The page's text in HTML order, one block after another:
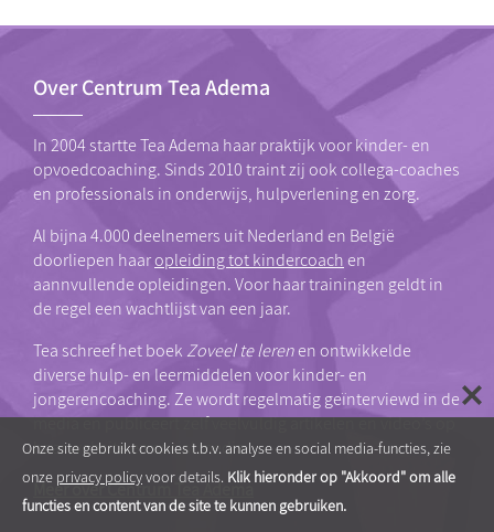
Over Centrum Tea Adema
In 2004 startte Tea Adema haar praktijk voor kinder- en
opvoedcoaching. Sinds 2010 traint zij ook collega-coaches
en professionals in onderwijs, hulpverlening en zorg.
Al bijna 4.000 deelnemers uit Nederland en België
doorliepen haaropleiding tot kindercoachen
aannvullende opleidingen. Voor haar trainingen geldt in
de regel een wachtlijst van een jaar.
Tea schreef het boek Zoveel te lerenen ontwikkelde
diverse hulp- en leermiddelen voor kinder- en
jongerencoaching. Ze wordt regelmatig geïnterviewd in de
media en publiceert zelf veelvuldig artikelen en video’s op
haar website en social media.
Meer over Centrum Tea Adema
Onze site gebruikt cookies t.b.v. analyse en social media-functies, zie
onze privacy policyvoor details. Klik hieronder op "Akkoord" om alle
functies en content van de site te kunnen gebruiken.